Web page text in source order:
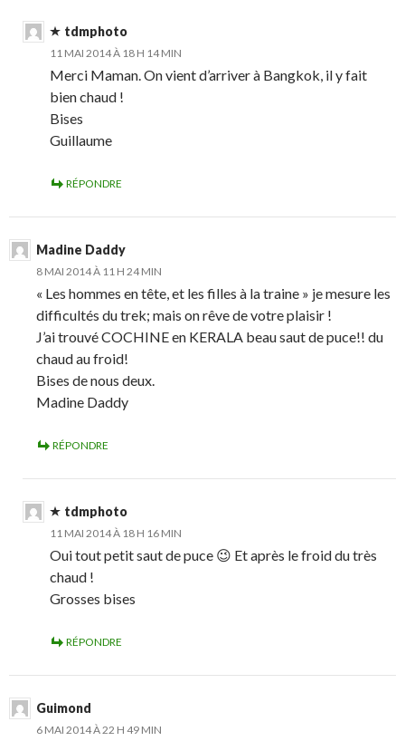
tdmphoto
11 MAI 2014 À 18 H 14 MIN
Merci Maman. On vient d’arriver à Bangkok, il y fait
bien chaud !
Bises
Guillaume
RÉPONDRE
Madine Daddy
8 MAI 2014 À 11 H 24 MIN
« Les hommes en tête, et les filles à la traine » je mesure les
difficultés du trek; mais on rêve de votre plaisir !
J’ai trouvé COCHINE en KERALA beau saut de puce!! du
chaud au froid!
Bises de nous deux.
Madine Daddy
RÉPONDRE
tdmphoto
11 MAI 2014 À 18 H 16 MIN
Oui tout petit saut de puce 😉 Et après le froid du très
chaud !
Grosses bises
RÉPONDRE
Guimond
6 MAI 2014 À 22 H 49 MIN